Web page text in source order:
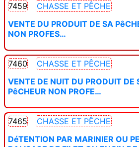
7459
CHASSE ET PÊCHE
VENTE DU PRODUIT DE SA
NON PROFES…
7460
CHASSE ET PÊCHE
VENTE DE NUIT DU PRODUIT DE
PêCHEUR NON PROFE…
7465
CHASSE ET PÊCHE
DéTENTION PAR MARINIER OU